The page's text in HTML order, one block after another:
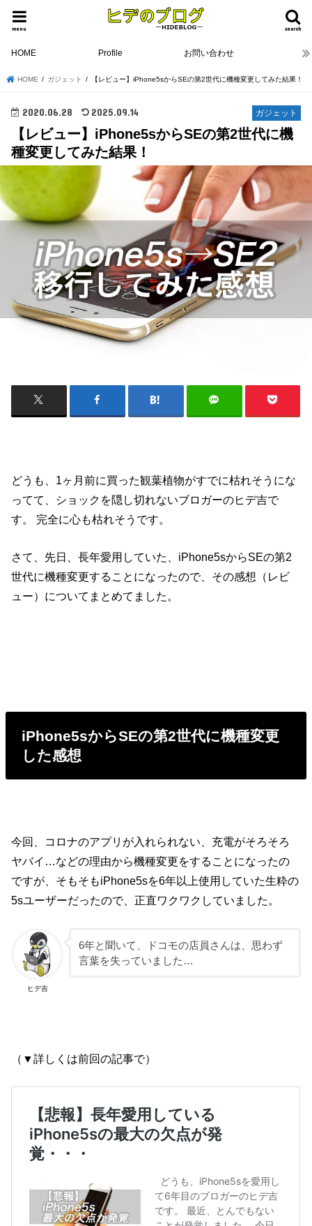
search
menu
HOME Profile お問い合わせ
HOME ガジェット 【レビュー】iPhone5sからSEの第2世代に機種変更してみた結果！
ガジェット
2020.06.28 2025.09.14
【レビュー】iPhone5sからSEの第2世代に機
種変更してみた結果！
どうも、1ヶ月前に買った観葉植物がすでに枯れそうにな
ってて、ショックを隠し切れないブロガーのヒデ吉で
す。 完全に心も枯れそうです。
さて、先日、長年愛用していた、iPhone5sからSEの第2
世代に機種変更することになったので、その感想（レビ
ュー）についてまとめてました。
iPhone5sからSEの第2世代に機種変更
した感想
今回、コロナのアプリが入れられない、充電がそろそろ
ヤバイ…などの理由から機種変更をすることになったの
ですが、そもそもiPhone5sを6年以上使用していた生粋の
5sユーザーだったので、正直ワクワクしていました。
ヒデ吉
6年と聞いて、ドコモの店員さんは、思わず
言葉を失っていました…
（▼詳しくは前回の記事で）